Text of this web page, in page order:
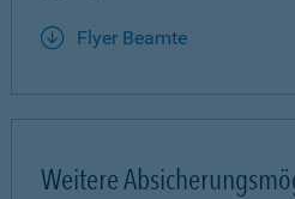
Flyer Beamte
Weitere